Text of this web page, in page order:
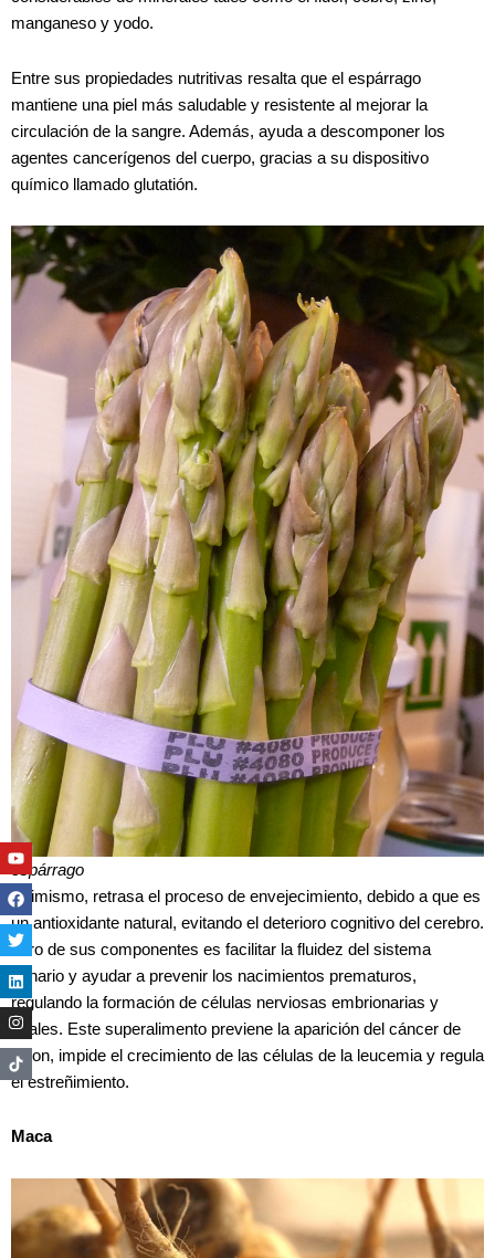
manganeso y yodo.
Entre sus propiedades nutritivas resalta que el espárrago
mantiene una piel más saludable y resistente al mejorar la
circulación de la sangre. Además, ayuda a descomponer los
agentes cancerígenos del cuerpo, gracias a su dispositivo
químico llamado glutatión.
espárrago
Asimismo, retrasa el proceso de envejecimiento, debido a que es
un antioxidante natural, evitando el deterioro cognitivo del cerebro.
Otro de sus componentes es facilitar la fluidez del sistema
urinario y ayudar a prevenir los nacimientos prematuros,
regulando la formación de células nerviosas embrionarias y
fetales. Este superalimento previene la aparición del cáncer de
colon, impide el crecimiento de las células de la leucemia y regula
el estreñimiento.
Maca
Youtube
Facebook
Twitter
Linkedin
Instagram